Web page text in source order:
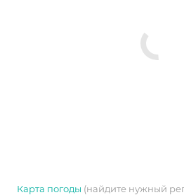
Карта погоды (найдите нужный